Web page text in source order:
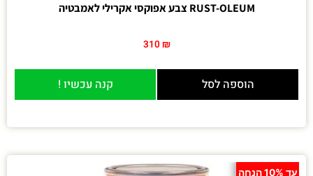
RUST-OLEUM צבע אפוקסי אקרילי לאמבטיה
310 ₪
הוספה לסל קנה עכשיו !
עד 10% הנחה